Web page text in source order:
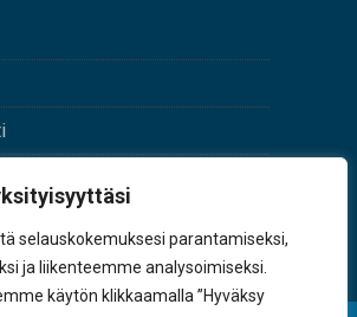
selauskokemuksesi parantamiseksi,
ja liikenteemme analysoimiseksi.
käytön klikkaamalla ”Hyväksy